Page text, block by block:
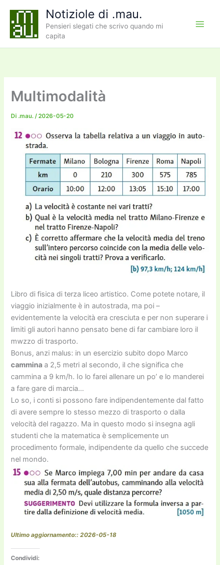
contenuto
Notiziole di .mau.
Pensieri slegati che scrivo quando mi
capita
Multimodalità
Di .mau./2026-05-20
Libro di fisica di terza liceo artistico. Come potete notare, il
viaggio inizialmente è in autostrada, ma poi –
evidentemente la velocità era cresciuta e per non superare i
limiti gli autori hanno pensato bene di far cambiare loro il
mwzzo di trasporto.
Bonus, anzi malus: in un esercizio subito dopo Marco
cammina a 2,5 metri al secondo, il che significa che
cammina a 9 km/h. Io lo farei allenare un po’ e lo manderei
a fare gare di marcia…
Lo so, i conti si possono fare indipendentemente dal fatto
di avere sempre lo stesso mezzo di trasporto o dalla
velocità del ragazzo. Ma in questo modo si insegna agli
studenti che la matematica è semplicemente un
procedimento formale, indipendente da quello che succede
nel mondo.
Ultimo aggiornamento:: 2026-05-18
Condividi: